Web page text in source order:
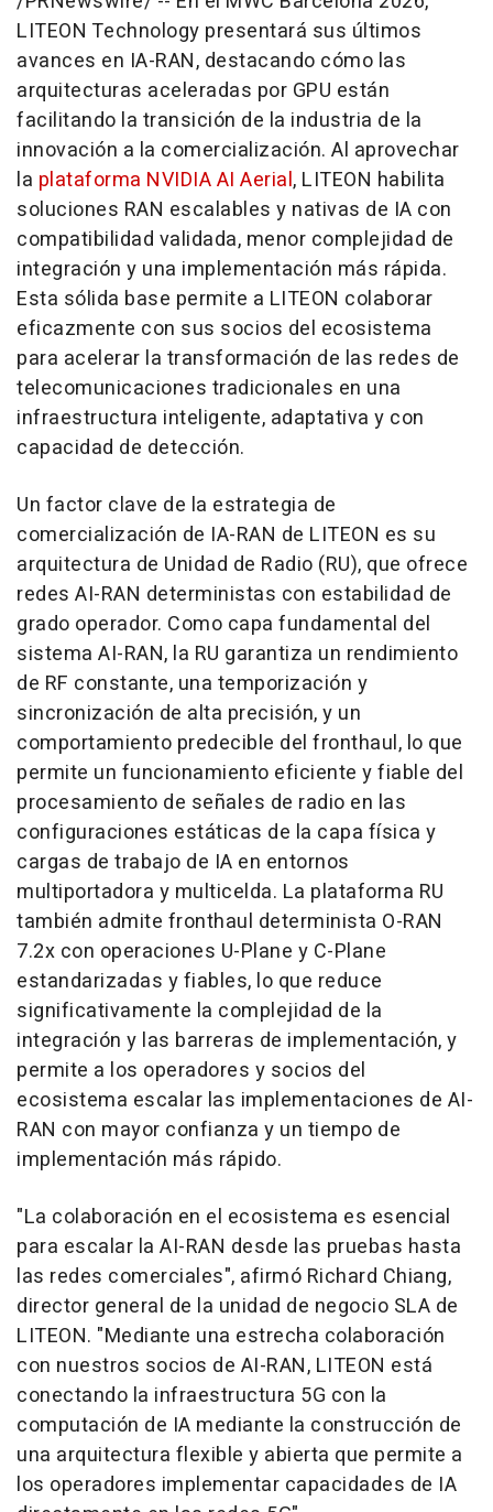
LITEON Technology presentará sus últimos
avances en IA-RAN, destacando cómo las
arquitecturas aceleradas por GPU están
facilitando la transición de la industria de la
innovación a la comercialización. Al aprovechar
la plataforma NVIDIA AI Aerial, LITEON habilita
soluciones RAN escalables y nativas de IA con
compatibilidad validada, menor complejidad de
integración y una implementación más rápida.
Esta sólida base permite a LITEON colaborar
eficazmente con sus socios del ecosistema
para acelerar la transformación de las redes de
telecomunicaciones tradicionales en una
infraestructura inteligente, adaptativa y con
capacidad de detección.
Un factor clave de la estrategia de
comercialización de IA-RAN de LITEON es su
arquitectura de Unidad de Radio (RU), que ofrece
redes AI-RAN deterministas con estabilidad de
grado operador. Como capa fundamental del
sistema AI-RAN, la RU garantiza un rendimiento
de RF constante, una temporización y
sincronización de alta precisión, y un
comportamiento predecible del fronthaul, lo que
permite un funcionamiento eficiente y fiable del
procesamiento de señales de radio en las
configuraciones estáticas de la capa física y
cargas de trabajo de IA en entornos
multiportadora y multicelda. La plataforma RU
también admite fronthaul determinista O-RAN
7.2x con operaciones U-Plane y C-Plane
estandarizadas y fiables, lo que reduce
significativamente la complejidad de la
integración y las barreras de implementación, y
permite a los operadores y socios del
ecosistema escalar las implementaciones de AI-
RAN con mayor confianza y un tiempo de
implementación más rápido.
"La colaboración en el ecosistema es esencial
para escalar la AI-RAN desde las pruebas hasta
las redes comerciales", afirmó Richard Chiang,
director general de la unidad de negocio SLA de
LITEON. "Mediante una estrecha colaboración
con nuestros socios de AI-RAN, LITEON está
conectando la infraestructura 5G con la
computación de IA mediante la construcción de
una arquitectura flexible y abierta que permite a
los operadores implementar capacidades de IA